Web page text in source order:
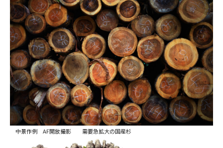
中景作例 AF開放撮影 需要急拡大の国産杉